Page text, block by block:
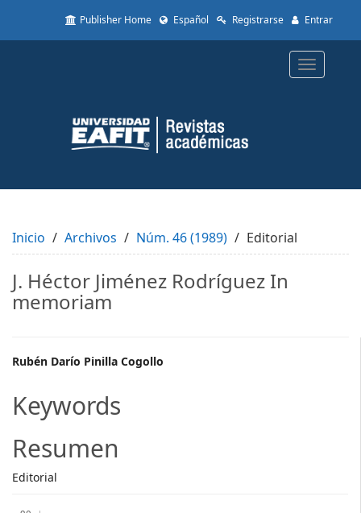
to
Content
Sidebar
Publisher Home Español Registrarse Entrar
Toggle
Inicio Archivos Núm. 46 (1989) Editorial
J. Héctor Jiménez Rodríguez In
memoriam
Main
Article
Content
Rubén Darío Pinilla Cogollo
Keywords
Resumen
Editorial